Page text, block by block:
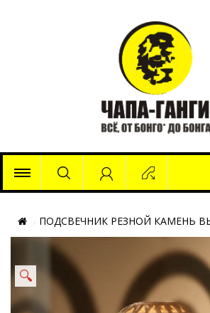
ПОДСВЕЧНИК РЕЗНОЙ КАМЕНЬ
🔍